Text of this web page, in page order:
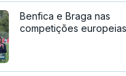
Benfica e Braga nas
competições europeias